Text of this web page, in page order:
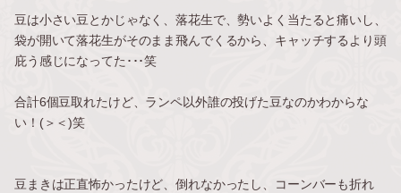
豆は小さい豆とかじゃなく、落花生で、勢いよく当たると痛いし、
袋が開いて落花生がそのまま飛んでくるから、キャッチするより頭
庇う感じになってた･･･笑
合計6個豆取れたけど、ランペ以外誰の投げた豆なのかわからな
い！(＞＜)笑
豆まきは正直怖かったけど、倒れなかったし、コーンバーも折れ